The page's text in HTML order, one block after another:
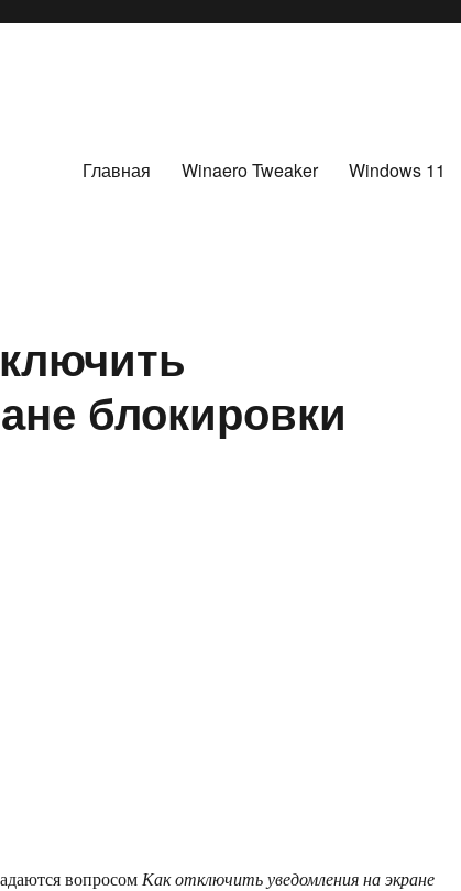
Главная Winaero Tweaker Windows 11
блокировки
вопросом Как отключить уведомления на экране